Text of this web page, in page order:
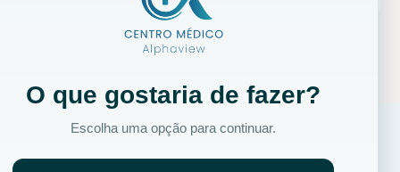
O que gostaria de fazer?
Escolha uma opção para continuar.